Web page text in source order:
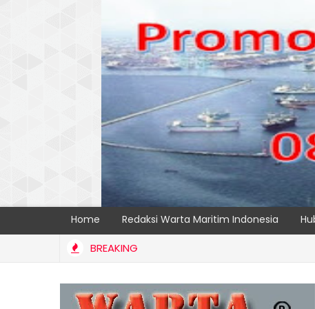
Home Redaksi Warta Maritim Indonesia
BREAKING